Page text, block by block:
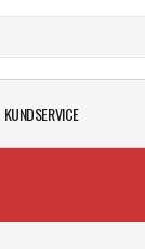
KUNDSERVICE